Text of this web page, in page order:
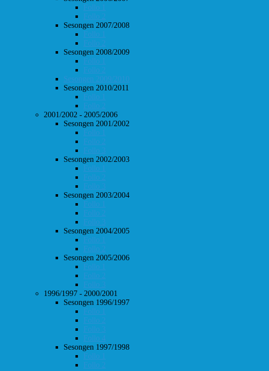
Follo 1
Follo 2
Sesongen 2007/2008
Follo 1
Follo 2
Sesongen 2008/2009
Follo 1
Follo 2
Sesongen 2009/2010
Sesongen 2010/2011
Follo 1
Follo 2
2001/2002 - 2005/2006
Sesongen 2001/2002
Follo 1
Follo 2
Follo 3
Sesongen 2002/2003
Follo 1
Follo 2
Follo 3
Sesongen 2003/2004
Follo 1
Follo 2
Follo 3
Sesongen 2004/2005
Follo 1
Follo 2
Sesongen 2005/2006
Follo 1
Follo 2
Follo 3
1996/1997 - 2000/2001
Sesongen 1996/1997
Follo 1
Follo 2
Follo 3
Follo 4
Sesongen 1997/1998
Follo 1
Follo 2